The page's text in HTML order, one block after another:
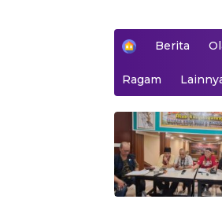
H
e
Berita
Ragam